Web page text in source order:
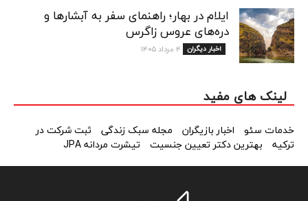
ایلام در بهار؛ راهنمای سفر به آبشارها و
دره‌های عروس زاگرس
اخبار دیگران ۴ مرداد ۱۴۰۵
لینک های مفید
خدمات سئو اخبار بازیگران مجله سبک زندگی
ثبت شرکت در
ترکیه
بهترین دکتر تعیین جنسیت تیشرت مردانه JPA